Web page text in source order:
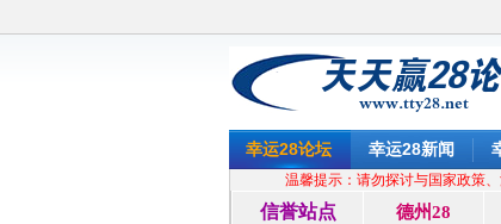
幸运28论坛 幸运28新闻
温馨提示：请勿探讨与国家政策
信誉站点 德州28